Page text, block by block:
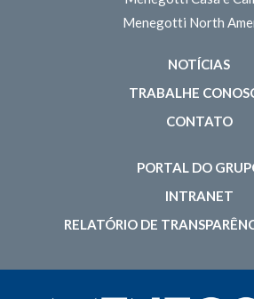
Menegotti North
NOTÍCIAS
TRABALHE
CONTATO
PORTAL DO
INTRANET
RELATÓRIO DE